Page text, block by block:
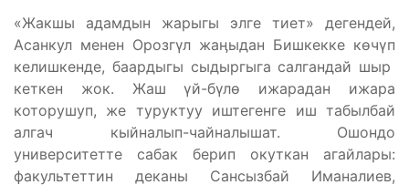
«Жакшы адамдын жарыгы элге тиет» дегендей,
Асанкул менен Орозгүл жаӊыдан Бишкекке көчүп
келишкенде, баардыгы сыдыргыга салгандай шыр
кеткен жок. Жаш үй-бүлө ижарадан ижара
которушуп, же туруктуу иштегенге иш табылбай
алгач кыйналып-чайналышат. Ошондо
университетте сабак берип окуткан агайлары:
факультеттин деканы Сансызбай Иманалиев,